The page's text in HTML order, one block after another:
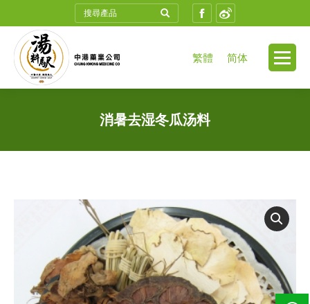
Search: Facebook
繁體 简体
消暑去湿冬瓜汤料